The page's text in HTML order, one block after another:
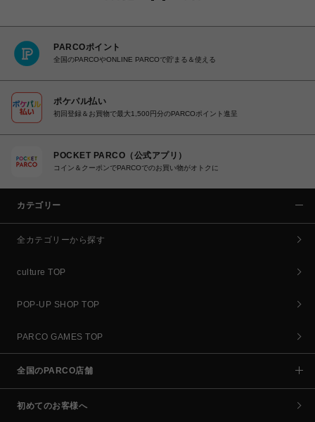
PARCOポイント
全国のPARCOやONLINE PARCOで貯まる＆使える
ポケパル払い
初回登録＆お買物で最大1,500円分のPARCOポイント進呈
POCKET PARCO（公式アプリ）
コイン＆クーポンでPARCOでのお買い物がオトクに
カテゴリー
全カテゴリーから探す
culture TOP
POP-UP SHOP TOP
PARCO GAMES TOP
全国のPARCO店舗
初めてのお客様へ